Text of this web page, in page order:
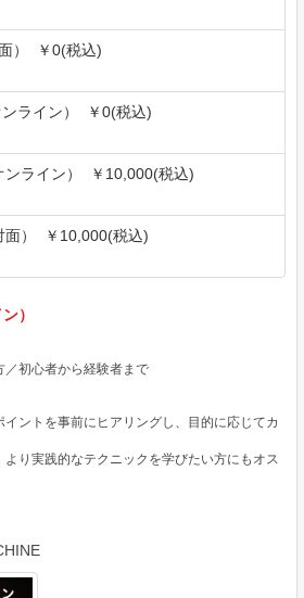
） ￥0(税込)
ライン） ￥0(税込)
ンライン） ￥10,000(税込)
面） ￥10,000(税込)
）
初心者から経験者まで
ントを事前にヒアリングし、目的に応じてカ
より実践的なテクニックを学びたい方にもオス